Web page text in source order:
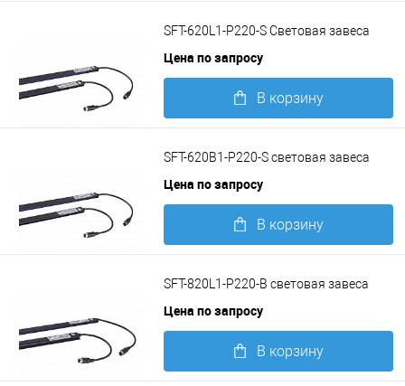
SFT-620L1-P220-S Световая завеса
Цена по запросу
В корзину
SFT-620B1-P220-S световая завеса
Цена по запросу
В корзину
SFT-820L1-P220-B световая завеса
Цена по запросу
В корзину